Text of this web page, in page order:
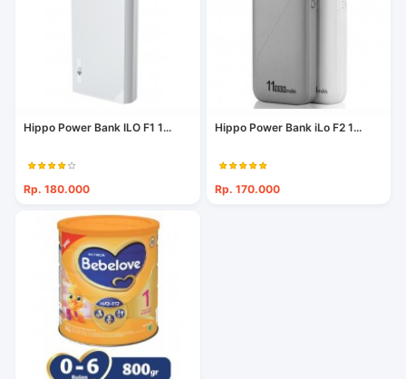
Hippo Power Bank ILO F1 1...
Rp. 180.000
Hippo Power Bank iLo F2 1...
Rp. 170.000